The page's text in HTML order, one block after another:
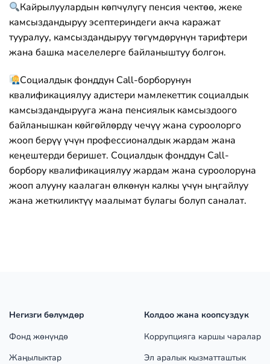
Кайрылуулардын көпчүлүгү пенсия чектөө, жеке
камсыздандыруу эсептериндеги акча каражат
тууралуу, камсыздандыруу төгүмдөрүнүн тарифтери
жана башка маселелерге байланыштуу болгон.
Социалдык фонддун Call-борборунун
квалификациялуу адистери мамлекеттик социалдык
камсыздандырууга жана пенсиялык камсыздоого
байланышкан көйгөйлөрдү чечүү жана суроолорго
жооп берүү үчүн профессионалдык жардам жана
кеңештерди беришет. Социалдык фонддун Call-
борбору квалификациялуу жардам жана суроолоруна
жооп алууну каалаган өлкөнүн калкы үчүн ыңгайлуу
жана жеткиликтүү маалымат булагы болуп саналат.
Негизги бөлүмдөр
Фонд жөнүндө
Жаңылыктар
Колдоо жана коопсуздук
Коррупцияга каршы чаралар
Эл аралык кызматташтык